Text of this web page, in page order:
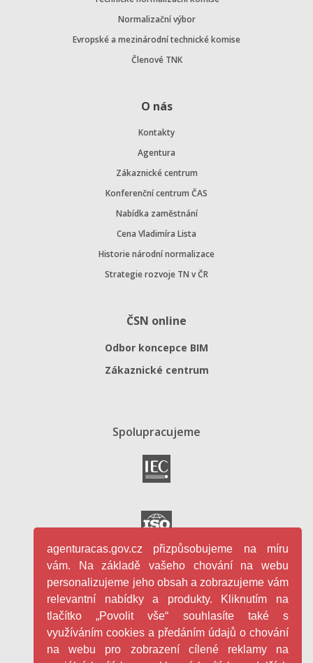
Normalizační výbor
Evropské a mezinárodní technické komise
Členové TNK
O nás
Kontakty
Agentura
Zákaznické centrum
Konferenční centrum ČAS
Nabídka zaměstnání
Cena Vladimíra Lista
Historie národní normalizace
Strategie rozvoje TN v ČR
ČSN online
Odbor koncepce BIM
Zákaznické centrum
Spolupracujeme
agenturacas.gov.cz přizpůsobujeme na míru
vám. Na základě vašeho chování na webu
personalizujeme jeho obsah a zobrazujeme vám
relevantní nabídky a produkty. Kliknutím na
tlačítko „Povolit vše“ souhlasíte také s
využíváním cookies a předáním údajů o chování
na webu pro zobrazení cílené reklamy na